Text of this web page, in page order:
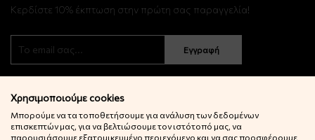
Κερδίστε 10% έκπτωση στην πρώτη σας παραγγελία!
Εγγραφή
Χρησιμοποιούμε cookies
Μπορούμε να τα τοποθετήσουμε για ανάλυση των δεδομένων
επισκεπτών μας, για να βελτιώσουμε τον ιστότοπό μας, να
παρουσιάσουμε εξατομικευμένο περιεχόμενο και να σας προσφέρουμε